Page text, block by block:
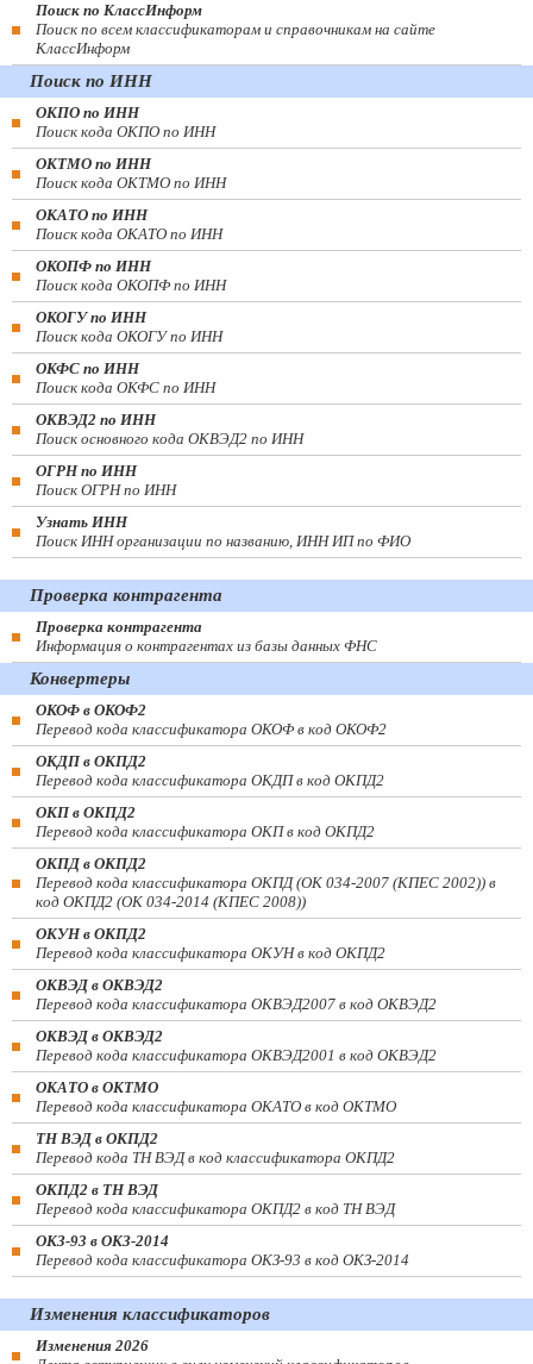
Поиск по КлассИнформ
Поиск по всем классификаторам и справочникам на сайте
КлассИнформ
Поиск по ИНН
ОКПО по ИНН
Поиск кода ОКПО по ИНН
ОКТМО по ИНН
Поиск кода ОКТМО по ИНН
ОКАТО по ИНН
Поиск кода ОКАТО по ИНН
ОКОПФ по ИНН
Поиск кода ОКОПФ по ИНН
ОКОГУ по ИНН
Поиск кода ОКОГУ по ИНН
ОКФС по ИНН
Поиск кода ОКФС по ИНН
ОКВЭД2 по ИНН
Поиск основного кода ОКВЭД2 по ИНН
ОГРН по ИНН
Поиск ОГРН по ИНН
Узнать ИНН
Поиск ИНН организации по названию, ИНН ИП по ФИО
Проверка контрагента
Проверка контрагента
Информация о контрагентах из базы данных ФНС
Конвертеры
ОКОФ в ОКОФ2
Перевод кода классификатора ОКОФ в код ОКОФ2
ОКДП в ОКПД2
Перевод кода классификатора ОКДП в код ОКПД2
ОКП в ОКПД2
Перевод кода классификатора ОКП в код ОКПД2
ОКПД в ОКПД2
Перевод кода классификатора ОКПД (ОК 034-2007 (КПЕС 2002)) в
код ОКПД2 (ОК 034-2014 (КПЕС 2008))
ОКУН в ОКПД2
Перевод кода классификатора ОКУН в код ОКПД2
ОКВЭД в ОКВЭД2
Перевод кода классификатора ОКВЭД2007 в код ОКВЭД2
ОКВЭД в ОКВЭД2
Перевод кода классификатора ОКВЭД2001 в код ОКВЭД2
ОКАТО в ОКТМО
Перевод кода классификатора ОКАТО в код ОКТМО
ТН ВЭД в ОКПД2
Перевод кода ТН ВЭД в код классификатора ОКПД2
ОКПД2 в ТН ВЭД
Перевод кода классификатора ОКПД2 в код ТН ВЭД
ОКЗ-93 в ОКЗ-2014
Перевод кода классификатора ОКЗ-93 в код ОКЗ-2014
Изменения классификаторов
Изменения 2026